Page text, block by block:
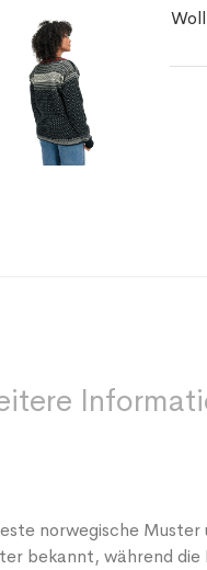
norwegische
bekannt, während